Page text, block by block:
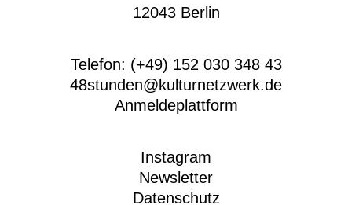
12043 Berlin
Telefon: (+49) 152 030 348 43
48stunden@kulturnetzwerk.de
Anmeldeplattform
Instagram
Newsletter
Datenschutz